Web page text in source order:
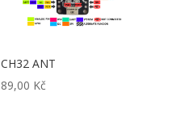
CH32 ANT
89,00 Kč